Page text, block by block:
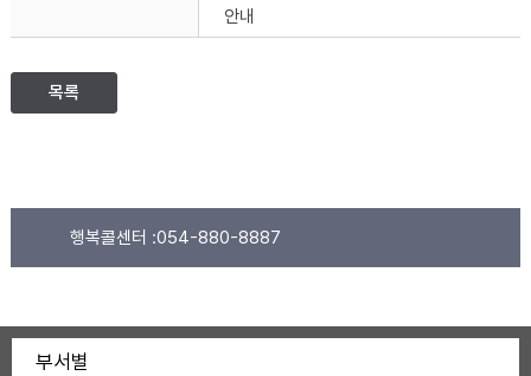
안내
목록
행복콜센터 :054-880-8887
부서별